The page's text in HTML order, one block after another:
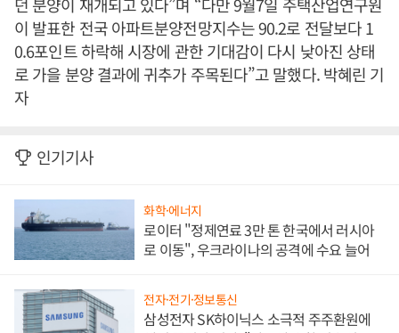
이 발표한 전국 아파트분양전망지수는 90.2로 전달보다 1
0.6포인트 하락해 시장에 관한 기대감이 다시 낮아진 상태
로 가을 분양 결과에 귀추가 주목된다”고 말했다. 박혜린 기
자
인기기사
화학·에너지
로이터 "정제연료 3만 톤 한국에서 러시아
로 이동", 우크라이나의 공격에 수요 늘어
전자·전기·정보통신
삼성전자 SK하이닉스 소극적 주주환원에